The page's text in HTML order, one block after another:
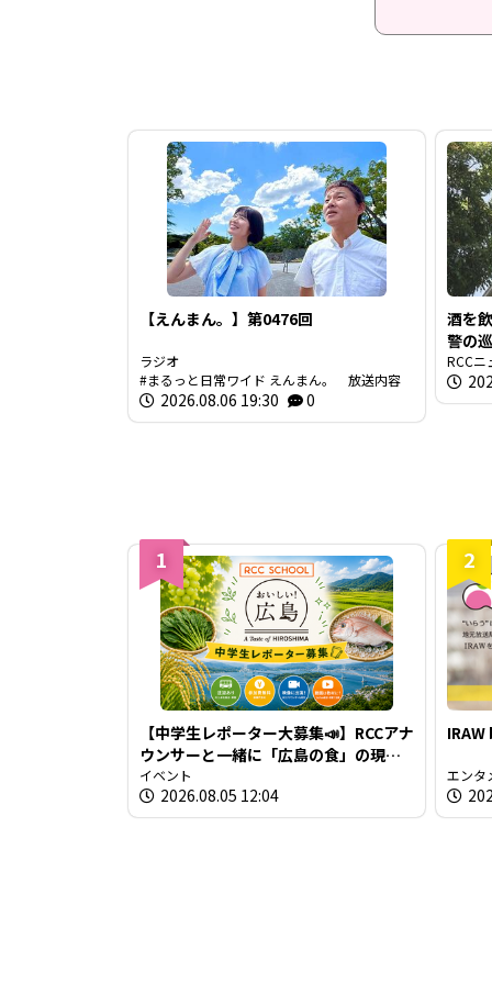
【えんまん。】第0476回
ラジオ
まるっと日常ワイド えんまん。 放送内容
2026.08.06 19:30 0
酒を
警の
間半
のア
RCCニ
1
【中学生レポーター大募集📣】RCCアナ
ウンサーと一緒に「広島の食」の現場
を取材しよう！
イベント
2026.08.05 12:04
2
IRAW
エンタ